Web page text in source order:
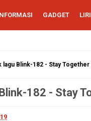
GADGET
lagu Blink-182 - Stay
182 - Stay